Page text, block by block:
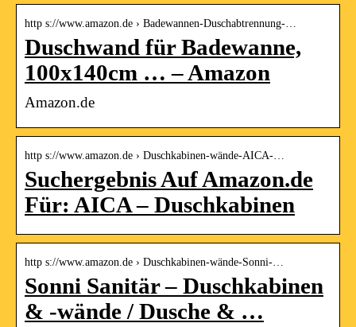
http s://www.amazon.de › Badewannen-Duschabtrennung-…
Duschwand für Badewanne,
100x140cm … – Amazon
Amazon.de
http s://www.amazon.de › Duschkabinen-wände-AICA-…
Suchergebnis Auf Amazon.de
Für: AICA – Duschkabinen
http s://www.amazon.de › Duschkabinen-wände-Sonni-…
Sonni Sanitär – Duschkabinen
& -wände / Dusche & …